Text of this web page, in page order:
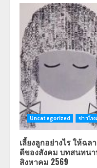
Uncategorized ข่าวโรง
เลี้ยงลูกอย่างไร ให้ฉ
ดีของสังคม บทสนทนา
สิงหาคม 2569